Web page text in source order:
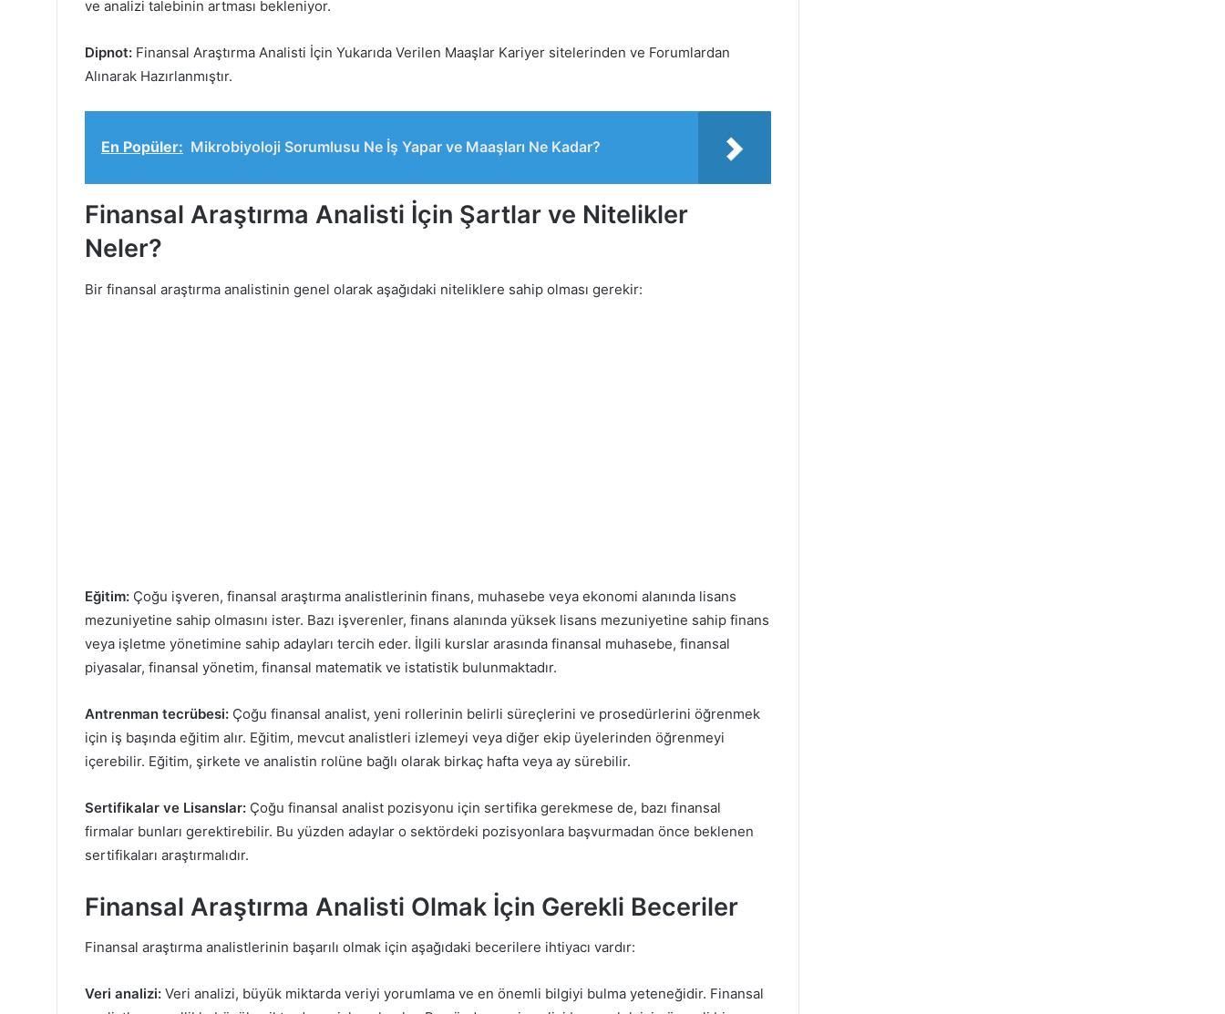
ve analizi talebinin artması bekleniyor.
Dipnot: Finansal Araştırma Analisti İçin Yukarıda Verilen Maaşlar Kariyer sitelerinden ve Forumlardan
Alınarak Hazırlanmıştır.
En Popüler: Mikrobiyoloji Sorumlusu Ne İş Yapar ve Maaşları Ne Kadar?
Finansal Araştırma Analisti İçin Şartlar ve Nitelikler
Neler?
Bir finansal araştırma analistinin genel olarak aşağıdaki niteliklere sahip olması gerekir:
Eğitim: Çoğu işveren, finansal araştırma analistlerinin finans, muhasebe veya ekonomi alanında lisans
mezuniyetine sahip olmasını ister. Bazı işverenler, finans alanında yüksek lisans mezuniyetine sahip finans
veya işletme yönetimine sahip adayları tercih eder. İlgili kurslar arasında finansal muhasebe, finansal
piyasalar, finansal yönetim, finansal matematik ve istatistik bulunmaktadır.
Antrenman tecrübesi: Çoğu finansal analist, yeni rollerinin belirli süreçlerini ve prosedürlerini öğrenmek
için iş başında eğitim alır. Eğitim, mevcut analistleri izlemeyi veya diğer ekip üyelerinden öğrenmeyi
içerebilir. Eğitim, şirkete ve analistin rolüne bağlı olarak birkaç hafta veya ay sürebilir.
Sertifikalar ve Lisanslar: Çoğu finansal analist pozisyonu için sertifika gerekmese de, bazı finansal
firmalar bunları gerektirebilir. Bu yüzden adaylar o sektördeki pozisyonlara başvurmadan önce beklenen
sertifikaları araştırmalıdır.
Finansal Araştırma Analisti Olmak İçin Gerekli Beceriler
Finansal araştırma analistlerinin başarılı olmak için aşağıdaki becerilere ihtiyacı vardır:
Veri analizi: Veri analizi, büyük miktarda veriyi yorumlama ve en önemli bilgiyi bulma yeteneğidir. Finansal